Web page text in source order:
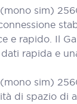
sim)
e rapido. Il
rapida e
sim)
di spazio di